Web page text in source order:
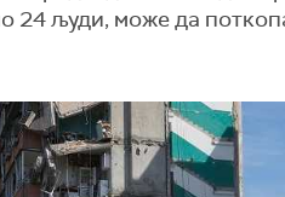
24 људи, може да